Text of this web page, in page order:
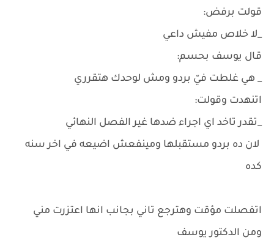
قولت برفض:
_لا خلاص مفيش داعي
قال يوسف بحسم:
_ هي غلطت فيّ بردو ومش لوحدك هتقرري
اتنهدت وقولت:
_تقدر تاخد اي اجراء ضدها غير الفصل النهائي
لان ده بردو مستقبلها ومينفعش اضيعه في اخر سنه
كده
اتفصلت مؤقت وهترجع تاني بجانب انها اعتزرت مني
ومن الدكتور يوسف